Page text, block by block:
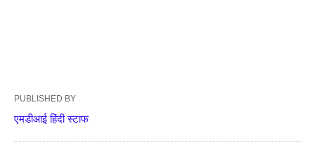
PUBLISHED BY
एमडीआई हिंदी स्टाफ